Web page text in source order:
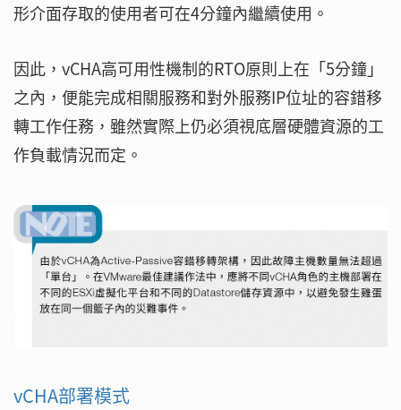
形介面存取的使用者可在4分鐘內繼續使用。
因此，vCHA高可用性機制的RTO原則上在「5分鐘」
之內，便能完成相關服務和對外服務IP位址的容錯移
轉工作任務，雖然實際上仍必須視底層硬體資源的工
作負載情況而定。
vCHA部署模式